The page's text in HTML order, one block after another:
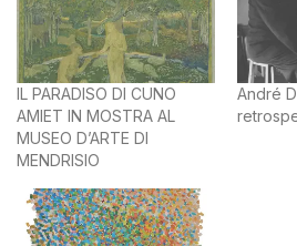
IL PARADISO DI CUNO
AMIET IN MOSTRA AL
MUSEO D’ARTE DI
MENDRISIO
André